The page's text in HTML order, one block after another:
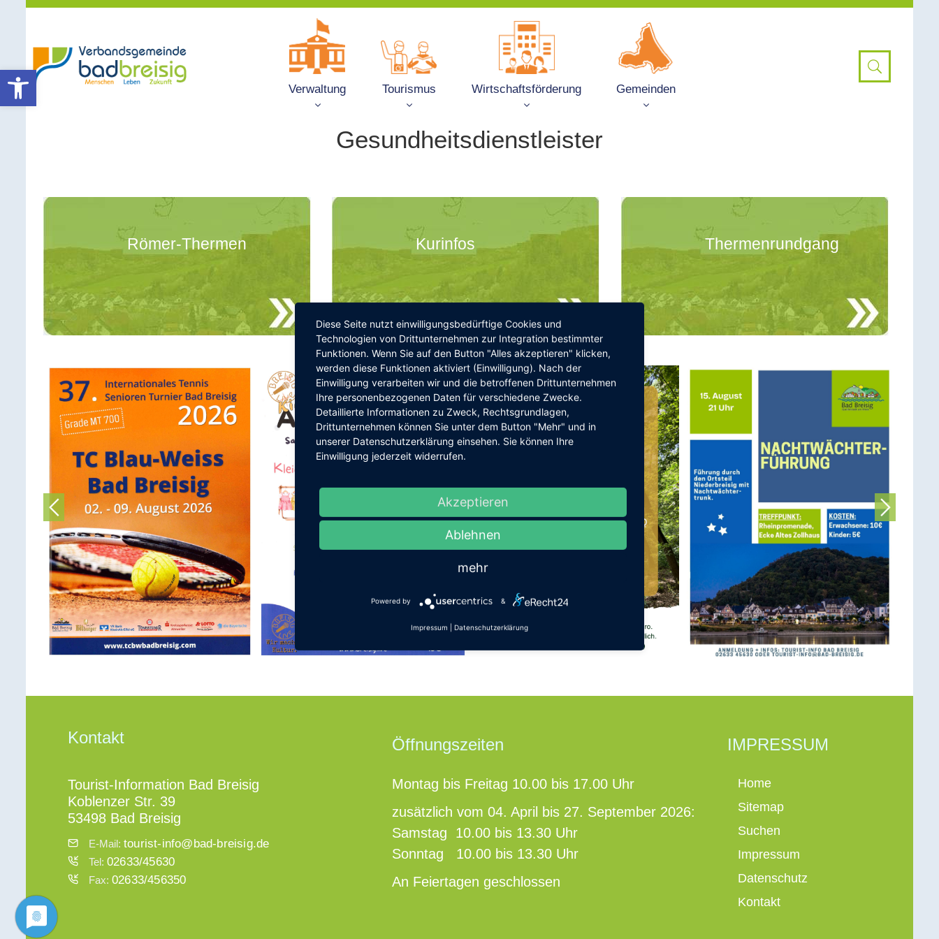
Werkzeugleiste öffnen
Verwaltung Tourismus Wirtschaftsförderung Gemeinden
Gesundheitsdienstleister
Römer-Thermen Kurinfos Thermenrundgang
Kontakt
Tourist-Information Bad Breisig
Koblenzer Str. 39
53498 Bad Breisig
E-Mail: tourist-info@bad-breisig.de
Tel: 02633/45630
Fax: 02633/456350
Öffnungszeiten
Montag bis Freitag 10.00 bis 17.00 Uhr
zusätzlich vom 04. April bis 27. September 2026:
Samstag 10.00 bis 13.30 Uhr
Sonntag 10.00 bis 13.30 Uhr
An Feiertagen geschlossen
IMPRESSUM
Home
Sitemap
Suchen
Impressum
Datenschutz
Kontakt
Diese Seite nutzt einwilligungsbedürftige Cookies und
Technologien von Drittunternehmen zur Integration bestimmter
Funktionen. Wenn Sie auf den Button "Alles akzeptieren" klicken,
werden diese Funktionen aktiviert (Einwilligung). Nach der
Einwilligung verarbeiten wir und die betroffenen Drittunternehmen
Ihre personenbezogenen Daten für verschiedene Zwecke.
Detaillierte Informationen zu Zweck, Rechtsgrundlagen,
Drittunternehmen können Sie unter dem Button "Mehr" und in
unserer Datenschutzerklärung einsehen. Sie können Ihre
Einwilligung jederzeit widerrufen.
Akzeptieren
Ablehnen
mehr
Powered by &
Impressum Datenschutzerklärung